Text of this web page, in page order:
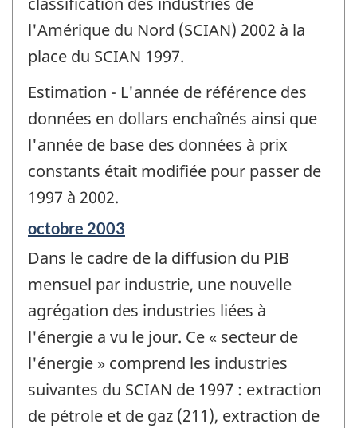
l'Amérique du Nord (SCIAN) 2002 à la
place du SCIAN 1997.
Estimation - L'année de référence des
données en dollars enchaînés ainsi que
l'année de base des données à prix
constants était modifiée pour passer de
1997 à 2002.
Période
référence
de
changement
-
octobre 2003
Dans le cadre de la diffusion du PIB
mensuel par industrie, une nouvelle
agrégation des industries liées à
l'énergie a vu le jour. Ce « secteur de
l'énergie » comprend les industries
suivantes du SCIAN de 1997 : extraction
de pétrole et de gaz (211), extraction de